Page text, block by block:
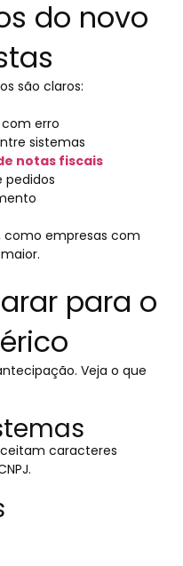
do novo
são claros:
erro
sistemas
notas fiscais
pedidos
como empresas com
para o
Veja o que
caracteres